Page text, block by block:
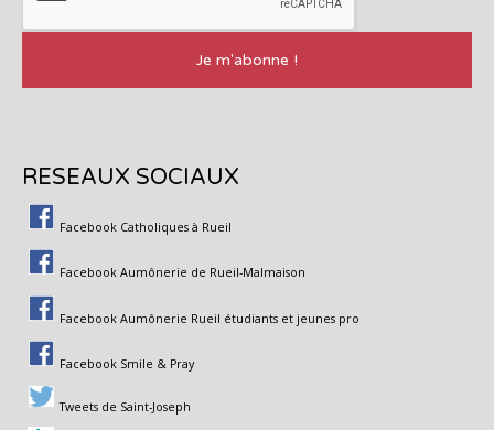
RESEAUX SOCIAUX
Facebook Catholiques à Rueil
Facebook Aumônerie de Rueil-Malmaison
Facebook Aumônerie Rueil étudiants et jeunes pro
Facebook Smile & Pray
Tweets de Saint-Joseph